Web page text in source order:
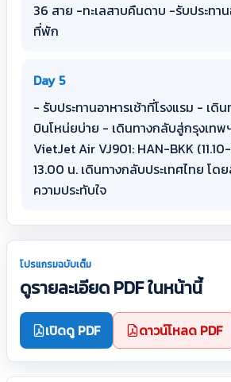
36 สาย -ทะเลสาบคืนดาบ -รับประทา
ที่พัก
Day 5
- รับประทานอาหารเช้าที่โรงแรม - เดิ
บินโหน่ยบ่าย - เดินทางกลับสู่กรุงเทพ
VietJet Air VJ901: HAN-BKK
13.00 น. เดินทางกลับประเทศไทย โ
ความประทับใจ
โปรแกรมฉบับเต็ม
ดูรายละเอียด PDF ในหน้านี้
เปิดดู PDF ดาวน์โหลด PDF